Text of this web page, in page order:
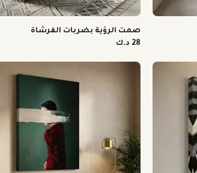
صمت الرؤية بضربات الفرشاة
28 د.ك